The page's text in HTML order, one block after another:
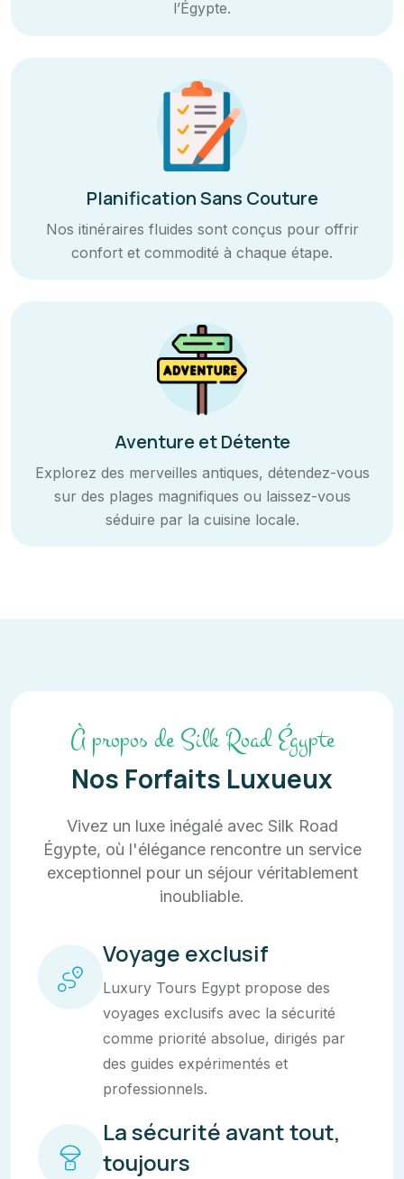
l’Égypte.
Planification Sans Couture
Nos itinéraires fluides sont conçus pour offrir
confort et commodité à chaque étape.
Aventure et Détente
Explorez des merveilles antiques, détendez-vous
sur des plages magnifiques ou laissez-vous
séduire par la cuisine locale.
À propos de Silk Road Égypte
Nos Forfaits Luxueux
Vivez un luxe inégalé avec Silk Road
Égypte, où l'élégance rencontre un service
exceptionnel pour un séjour véritablement
inoubliable.
Voyage exclusif
Luxury Tours Egypt propose des
voyages exclusifs avec la sécurité
comme priorité absolue, dirigés par
des guides expérimentés et
professionnels.
La sécurité avant tout,
toujours